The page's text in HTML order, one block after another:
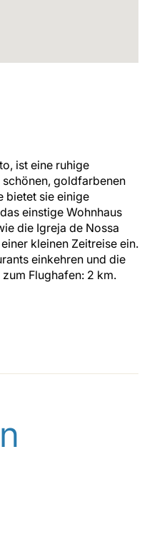
ist eine ruhige
schönen, goldfarbenen
bietet sie einige
einstige Wohnhaus
die Igreja de Nossa
kleinen Zeitreise ein.
einkehren und die
Flughafen: 2 km.